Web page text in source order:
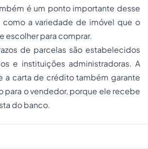
é um ponto importante desse
a variedade de imóvel que o
escolher para comprar.
de parcelas são estabelecidos
e instituições administradoras. A
a carta de crédito também garante
para o vendedor, porque ele recebe
do banco.